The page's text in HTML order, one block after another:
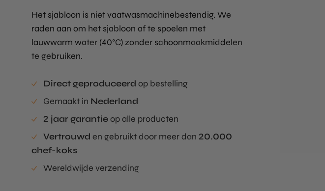
Het sjabloon is niet vaatwasmachinebestendig. We
raden aan om het sjabloon af te spoelen met
lauwwarm water (40°C) zonder schoonmaakmiddelen
te gebruiken.
Direct geproduceerd op bestelling
Gemaakt in Nederland
2 jaar garantieop alle producten
Vertrouwd en gebruikt door meer dan 20.000
chef-koks
Wereldwijde verzending